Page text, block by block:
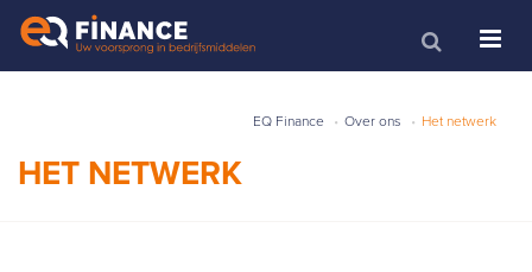
EQ Finance Over ons Het netwerk
HET NETWERK